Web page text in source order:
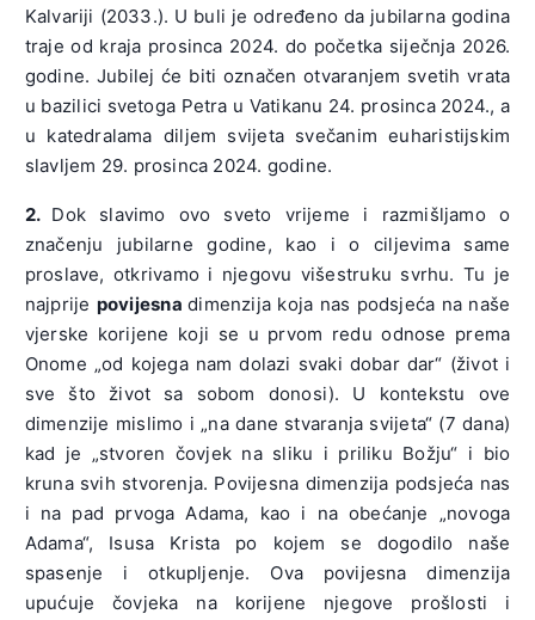
Kalvariji (2033.). U buli je određeno da jubilarna godina
traje od kraja prosinca 2024. do početka siječnja 2026.
godine. Jubilej će biti označen otvaranjem svetih vrata
u bazilici svetoga Petra u Vatikanu 24. prosinca 2024., a
u katedralama diljem svijeta svečanim euharistijskim
slavljem 29. prosinca 2024. godine.
2. Dok slavimo ovo sveto vrijeme i razmišljamo o
značenju jubilarne godine, kao i o ciljevima same
proslave, otkrivamo i njegovu višestruku svrhu. Tu je
najprije povijesnadimenzija koja nas podsjeća na naše
vjerske korijene koji se u prvom redu odnose prema
Onome „od kojega nam dolazi svaki dobar dar“ (život i
sve što život sa sobom donosi). U kontekstu ove
dimenzije mislimo i „na dane stvaranja svijeta“ (7 dana)
kad je „stvoren čovjek na sliku i priliku Božju“ i bio
kruna svih stvorenja. Povijesna dimenzija podsjeća nas
i na pad prvoga Adama, kao i na obećanje „novoga
Adama“, Isusa Krista po kojem se dogodilo naše
spasenje i otkupljenje. Ova povijesna dimenzija
upućuje čovjeka na korijene njegove prošlosti i